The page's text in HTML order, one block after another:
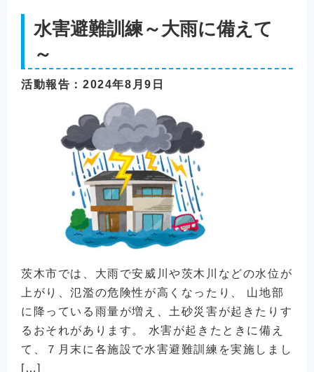
水害避難訓練～大雨に備えて
～
活動報告 ：2024年8月9日
茨木市では、大雨で安威川や茨木川などの水位が
上がり、氾濫の危険性が高くなったり、 山地部
に降っている雨量が増え、土砂災害が起きたりす
るおそれがあります。 水害が起きたときに備え
て、７月末に各施設で水害避難訓練を実施しまし
[…]